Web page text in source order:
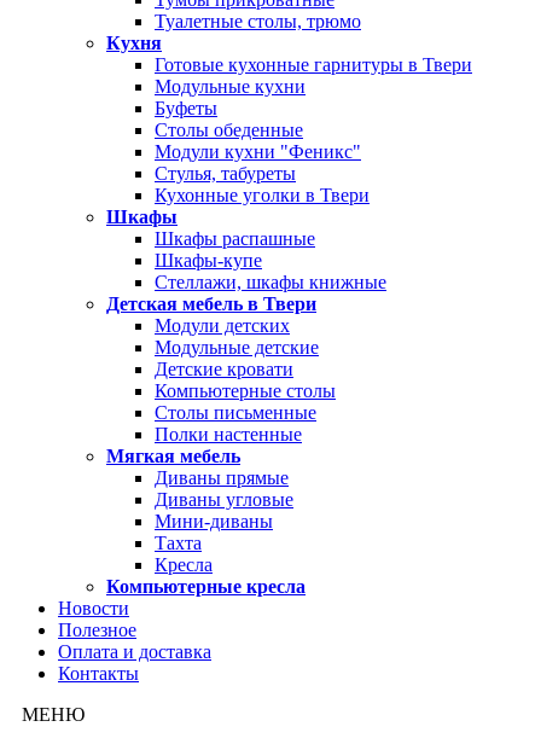
Туалетные столы, трюмо
Кухня
Готовые кухонные гарнитуры в Твери
Модульные кухни
Буфеты
Столы обеденные
Модули кухни "Феникс"
Стулья, табуреты
Кухонные уголки в Твери
Шкафы
Шкафы распашные
Шкафы-купе
Стеллажи, шкафы книжные
Детская мебель в Твери
Модули детских
Модульные детские
Детские кровати
Компьютерные столы
Столы письменные
Полки настенные
Мягкая мебель
Диваны прямые
Диваны угловые
Мини-диваны
Тахта
Кресла
Компьютерные кресла
Новости
Полезное
Оплата и доставка
Контакты
МЕНЮ